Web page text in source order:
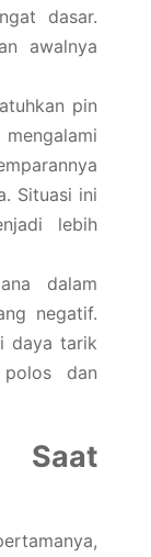
dasar.
awalnya
pin
Situasi ini
lebih
dalam
negatif.
daya tarik
dan
Saat